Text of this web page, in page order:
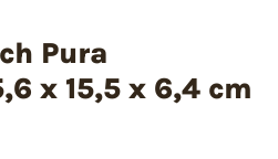
Pura
x 15,5 x 6,4 cm